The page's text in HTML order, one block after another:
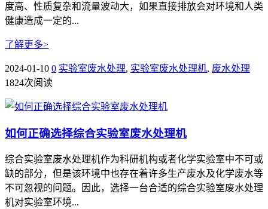
度高、性质复杂和流量波动大，如果直接排放会对环境和人类
健康造成一定的...
了解更多>
2024-01-10 0 实验室废水处理, 实验室废水处理机, 废水处理
1824次阅读
如何正确选择综合实验室废水处理机
综合实验室废水处理机作为科研机构或者化学实验室中不可或
缺的部分，但是该环境中也存在着许多生产废水及化学废水等
不可忽视的问题。因此，选择一台合适的综合实验室废水处理
机对实验室环境...